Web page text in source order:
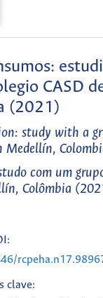
CASD
(2021)
study with a
Medellín,
com um
Colômbia
clave: